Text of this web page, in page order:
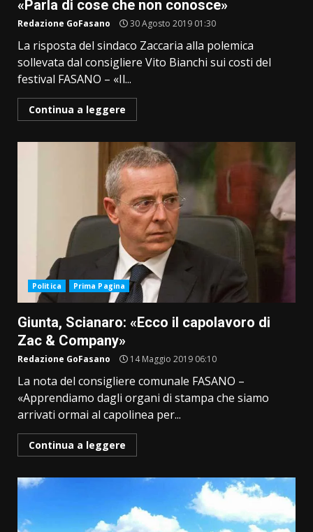
«Parla di cose che non conosce»
Redazione GoFasano 30 Agosto 2019 01:30
La risposta del sindaco Zaccaria alla polemica
sollevata dal consigliere Vito Bianchi sui costi del
festival FASANO – «Il...
Continua a leggere
Politica Prima Pagina
Giunta, Scianaro: «Ecco il capolavoro di
Zac & Company»
Redazione GoFasano 14 Maggio 2019 06:10
La nota del consigliere comunale FASANO –
«Apprendiamo dagli organi di stampa che siamo
arrivati ormai al capolinea per...
Continua a leggere